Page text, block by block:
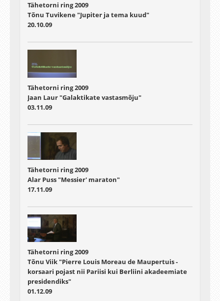
Tähetorni ring 2009
Tõnu Tuvikene "Jupiter ja tema kuud"
20.10.09
Tähetorni ring 2009
Jaan Laur "Galaktikate vastasmõju"
03.11.09
Tähetorni ring 2009
Alar Puss "Messier' maraton"
17.11.09
Tähetorni ring 2009
Tõnu Viik "Pierre Louis Moreau de Maupertuis -
korsaari pojast nii Pariisi kui Berliini akadeemiate
presidendiks"
01.12.09